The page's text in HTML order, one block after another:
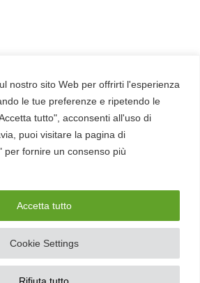
nostro sito Web per offrirti l'esperienza
le tue preferenze e ripetendo le
tutto", acconsenti all'uso di
puoi visitare la pagina di
per fornire un consenso più
Cookie Settings
Rifiuta tutto
Accetta tutto
Srl. Tutti i diritti riservati